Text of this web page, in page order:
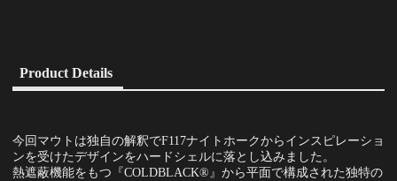
Product Details
今回マウトは独自の解釈でF117ナイトホークからインスピレーショ
ンを受けたデザインをハードシェルに落とし込みました。
熱遮蔽機能をもつ『COLDBLACK®』から平面で構成された独特の